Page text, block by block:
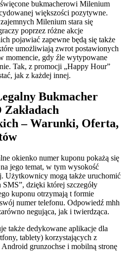
bukmacherowi Milenium
większości pozytywne.
Milenium stara się
poprzez różne akcje
pojawiać zapewne będą się także
umożliwiają zwrot postawionych
momencie, gdy źle wytypowane
Tak, z promocji „Happy Hour”
jak z każdej innej.
Bukmacher
– Warunki, Oferta,
okienko numer kuponu pokażą się
jego temat, w tym wysokość
Użytkownicy mogą także uruchomić
SMS”, dzięki której szczegóły
kuponu otrzymają t formie
numer telefonu. Odpowiedź mhh
negująca, jak i twierdząca.
także dedykowane aplikacje dla
tablety) korzystających z
grunzochse i mobilną stronę